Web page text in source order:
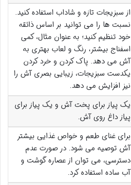
از سبزیجات تازه و شاداب استفاده کنید.
نسبت ها را می توانید بر اساس ذائقه
خود تنظیم کنید؛ به عنوان مثال، کمی
اسفناج بیشتر، رنگ و لعاب بهتری به
آش می دهد. پاک کردن و خرد کردن
یکدست سبزیجات، زیبایی بصری آش را
نیز افزایش می دهد.
یک پیاز برای پخت آش و یک پیاز برای
پیاز داغ روی آش.
برای غنای طعم و خواص غذایی بیشتر
آش توصیه می شود. در صورت عدم
دسترسی، می توان از عصاره گوشت و
آب ساده استفاده کرد.